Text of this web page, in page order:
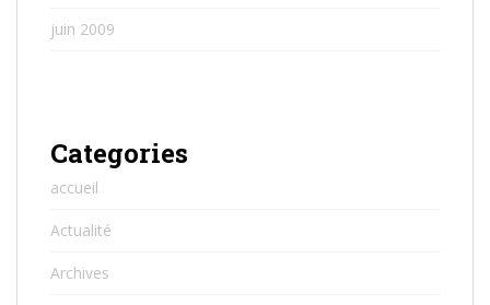
juin 2009
Categories
accueil
Actualité
Archives